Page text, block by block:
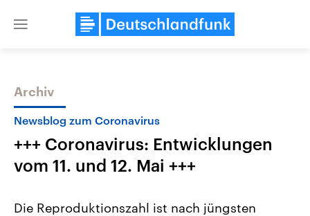
Close
Themen
Archiv
Newsblog zum Coronavirus
+++ Coronavirus: Entwicklungen
vom 11. und 12. Mai +++
Die Reproduktionszahl ist nach jüngsten